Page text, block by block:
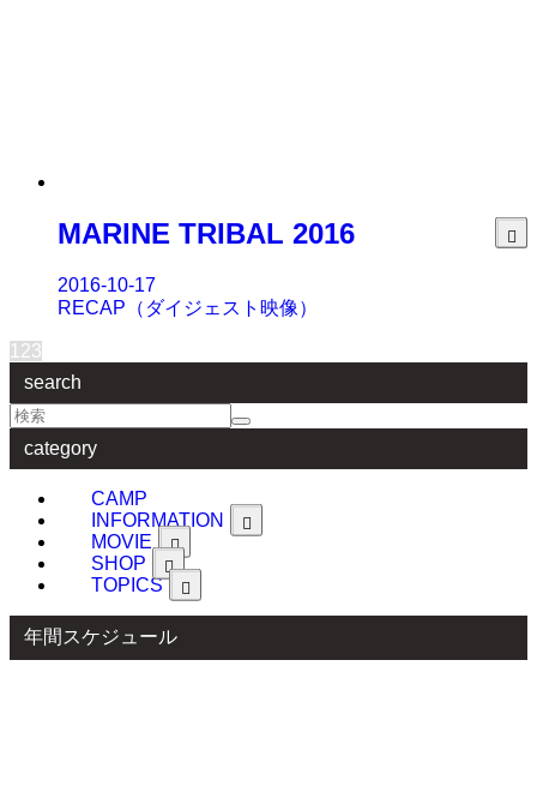
MARINE TRIBAL 2016
2016-10-17
RECAP（ダイジェスト映像）
1 23
search
category
CAMP
INFORMATION
MOVIE
SHOP
TOPICS
年間スケジュール